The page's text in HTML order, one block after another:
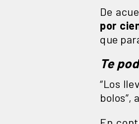
De
por
que
Te
“Los
bolos”,